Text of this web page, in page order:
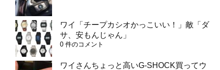
ワイ「チープカシオかっこいい！」敵「ダ
サ、安もんじゃん」
0 件のコメント
ワイさんちょっと高いG-SHOCK買ってウ